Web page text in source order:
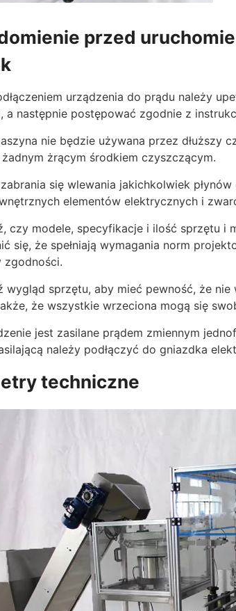
przed
urządzenia do prądu należy
a następnie postępować zgodnie z
nie będzie używana przez dłuższy
żrącym środkiem czyszczącym.
się wlewania jakichkolwiek
elementów elektrycznych i
czy modele, specyfikacje i ilość sprzętu i
się, że spełniają wymagania norm
wygląd sprzętu, aby mieć pewność, że
że wszystkie wrzeciona mogą się
jest zasilane prądem zmiennym
należy podłączyć do gniazdka
techniczne